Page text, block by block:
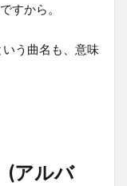
すから。
う曲名も、意味
(アルバ